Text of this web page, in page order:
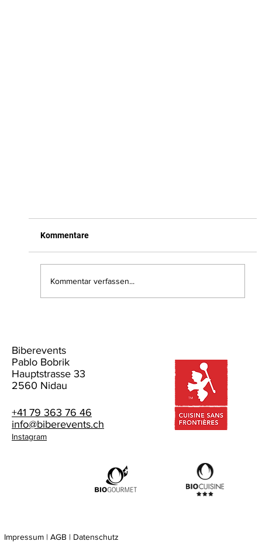
Kommentare
Kommentar verfassen...
Biberevents
Pablo Bobrik
Hauptstrasse 33
2560 Nidau
+41 79 363 76 46
info@biberevents.ch
Instagram
Impressum | AGB | Datenschutz